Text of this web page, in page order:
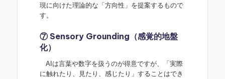
現に向けた理論的な「方向性」を提案するもので
す。
⑦ Sensory Grounding（感覚的地盤
化）
AIは言葉や数字を扱うのが得意ですが、「実際
に触れたり、見たり、感じたり」することはでき